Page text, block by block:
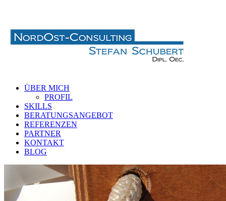
ÜBER MICH
PROFIL
SKILLS
BERATUNGSANGEBOT
REFERENZEN
PARTNER
KONTAKT
BLOG